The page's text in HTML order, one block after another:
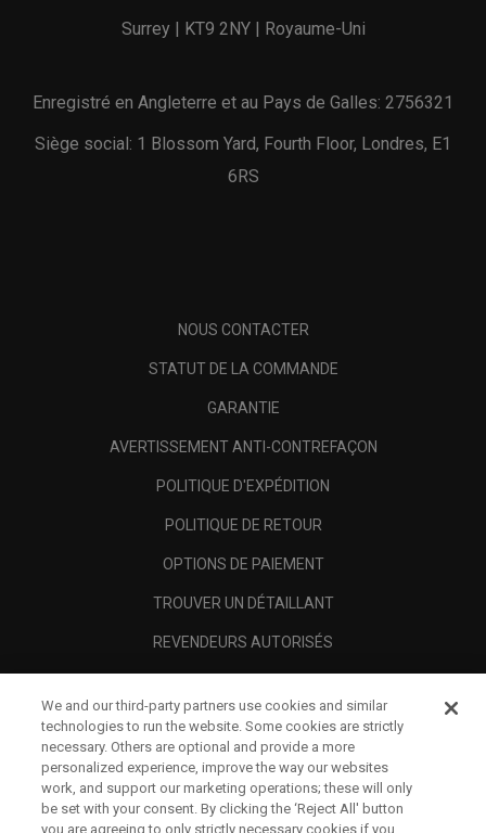
Surrey | KT9 2NY | Royaume-Uni
Enregistré en Angleterre et au Pays de Galles: 2756321
Siège social: 1 Blossom Yard, Fourth Floor, Londres, E1
6RS
NOUS CONTACTER
STATUT DE LA COMMANDE
GARANTIE
AVERTISSEMENT ANTI-CONTREFAÇON
POLITIQUE D'EXPÉDITION
POLITIQUE DE RETOUR
OPTIONS DE PAIEMENT
TROUVER UN DÉTAILLANT
REVENDEURS AUTORISÉS
A PROPOS
MENTIONS LÉGALES
We and our third-party partners use cookies and similar
technologies to run the website. Some cookies are strictly
necessary. Others are optional and provide a more
personalized experience, improve the way our websites
work, and support our marketing operations; these will only
be set with your consent. By clicking the ‘Reject All' button
you are agreeing to only strictly necessary cookies if you